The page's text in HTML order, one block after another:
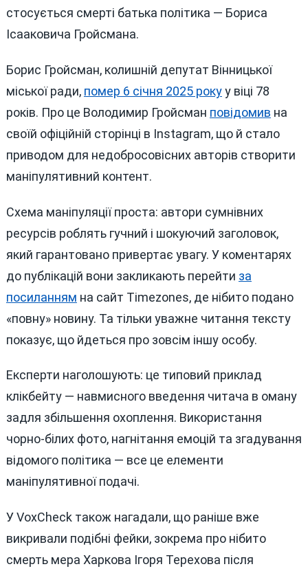
стосується смерті батька політика — Бориса
Ісааковича Гройсмана.
Борис Гройсман, колишній депутат Вінницької
міської ради, помер 6 січня 2025 рокуу віці 78
років. Про це Володимир Гройсман повідомив на
своїй офіційній сторінці в Instagram, що й стало
приводом для недобросовісних авторів створити
маніпулятивний контент.
Схема маніпуляції проста: автори сумнівних
ресурсів роблять гучний і шокуючий заголовок,
який гарантовано привертає увагу. У коментарях
до публікацій вони закликають перейти за
посиланням на сайт Timezones, де нібито подано
«повну» новину. Та тільки уважне читання тексту
показує, що йдеться про зовсім іншу особу.
Експерти наголошують: це типовий приклад
клікбейту — навмисного введення читача в оману
задля збільшення охоплення. Використання
чорно-білих фото, нагнітання емоцій та згадування
відомого політика — все це елементи
маніпулятивної подачі.
У VoxCheck також нагадали, що раніше вже
викривали подібні фейки, зокрема про нібито
смерть мера Харкова Ігоря Терехова після